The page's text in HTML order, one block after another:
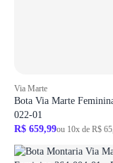
Via Marte
Bota Via Marte
022-01
R$ 659,99ou 10x de R$